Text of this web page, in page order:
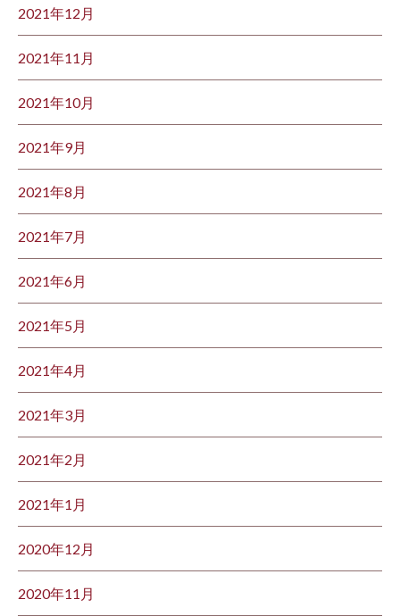
2021年12月
2021年11月
2021年10月
2021年9月
2021年8月
2021年7月
2021年6月
2021年5月
2021年4月
2021年3月
2021年2月
2021年1月
2020年12月
2020年11月